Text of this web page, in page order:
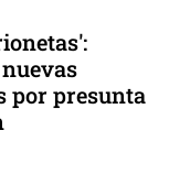
por presunta